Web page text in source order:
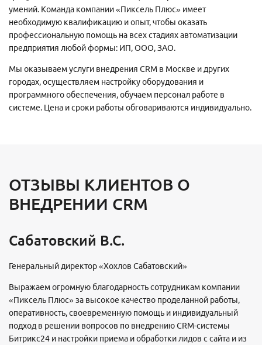
умений. Команда компании «Пиксель Плюс» имеет
необходимую квалификацию и опыт, чтобы оказать
профессиональную помощь на всех стадиях автоматизации
предприятия любой формы: ИП, ООО, ЗАО.
Мы оказываем услуги внедрения CRM в Москве и других
городах, осуществляем настройку оборудования и
программного обеспечения, обучаем персонал работе в
системе. Цена и сроки работы обговариваются индивидуально.
ОТЗЫВЫ КЛИЕНТОВ О
ВНЕДРЕНИИ CRM
Сабатовский В.С.
Генеральный директор «Хохлов Сабатовский»
Выражаем огромную благодарность сотрудникам компании
«Пиксель Плюс» за высокое качество проделанной работы,
оперативность, своевременную помощь и индивидуальный
подход в решении вопросов по внедрению CRM-системы
Битрикс24 и настройки приема и обработки лидов с сайта и из